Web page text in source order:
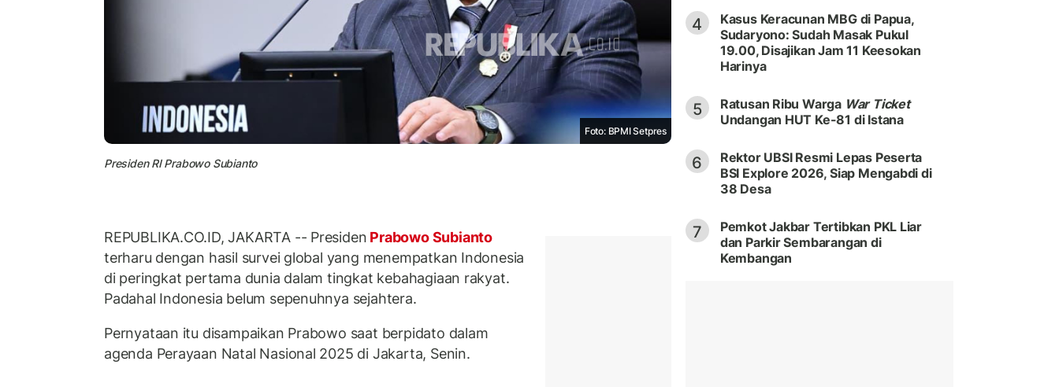
Foto: BPMI Setpres
Presiden RI Prabowo Subianto
REPUBLIKA.CO.ID, JAKARTA -- Presiden Prabowo Subianto
terharu dengan hasil survei global yang menempatkan Indonesia
di peringkat pertama dunia dalam tingkat kebahagiaan rakyat.
Padahal Indonesia belum sepenuhnya sejahtera.
Pernyataan itu disampaikan Prabowo saat berpidato dalam
agenda Perayaan Natal Nasional 2025 di Jakarta, Senin.
4
Kasus Keracunan MBG di Papua,
Sudaryono: Sudah Masak Pukul
19.00, Disajikan Jam 11 Keesokan
Harinya
5 Ratusan Ribu Warga War Ticket
Undangan HUT Ke-81 di Istana
6
Rektor UBSI Resmi Lepas Peserta
BSI Explore 2026, Siap Mengabdi di
38 Desa
7
Pemkot Jakbar Tertibkan PKL Liar
dan Parkir Sembarangan di
Kembangan